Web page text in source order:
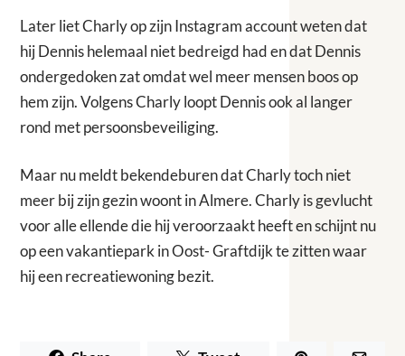
Later liet Charly op zijn Instagram account weten dat
hij Dennis helemaal niet bedreigd had en dat Dennis
ondergedoken zat omdat wel meer mensen boos op
hem zijn. Volgens Charly loopt Dennis ook al langer
rond met persoonsbeveiliging.
Maar nu meldt bekendeburen dat Charly toch niet
meer bij zijn gezin woont in Almere. Charly is gevlucht
voor alle ellende die hij veroorzaakt heeft en schijnt nu
op een vakantiepark in Oost- Graftdijk te zitten waar
hij een recreatiewoning bezit.